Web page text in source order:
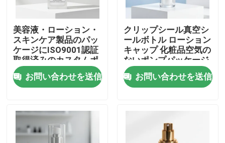
ホーム
製品
美容液・ローション・
スキンケア製品のパッ
ケージにISO9001認証
取得済みのカスタムポ
ンプ式エアレスボトル
（長方形スタイル）
お問い合わせを送信
クリップシール真空シ
ールボトル ローション
キャップ 化粧品空気の
ないポンプパッケージ
お問い合わせを送信